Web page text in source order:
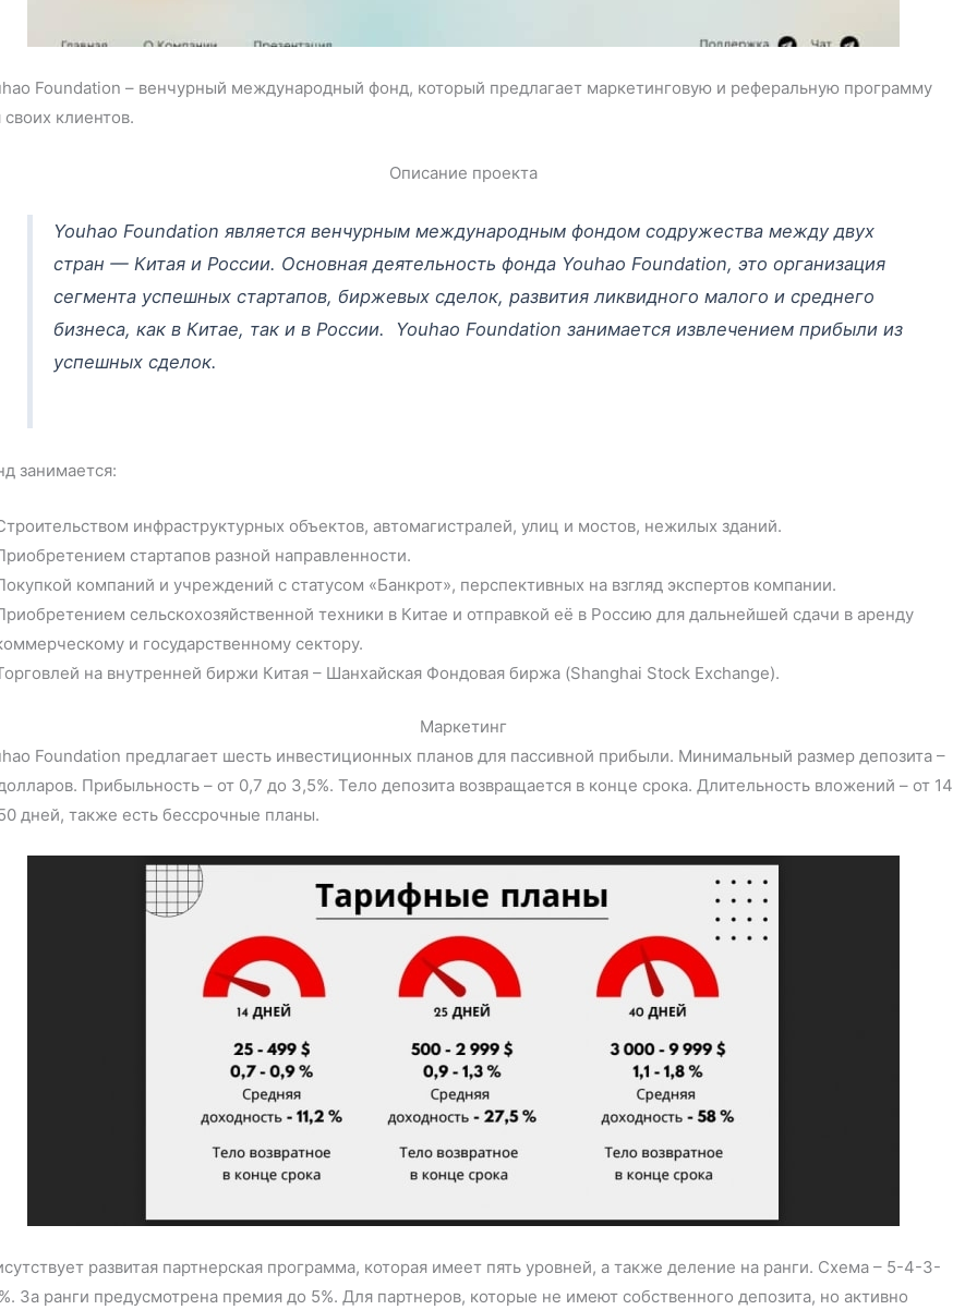
Foundation – венчурный международный фонд, который предлагает маркетинговую и реферальную программу
своих клиентов.
Описание проекта
Youhao Foundation является венчурным международным фондом содружества между двух
стран — Китая и России. Основная деятельность фонда Youhao Foundation, это организация
сегмента успешных стартапов, биржевых сделок, развития ликвидного малого и среднего
бизнеса, как в Китае, так и в России. Youhao Foundation занимается извлечением прибыли из
успешных сделок.
занимается:
инфраструктурных объектов, автомагистралей, улиц и мостов, нежилых зданий.
стартапов разной направленности.
компаний и учреждений с статусом «Банкрот», перспективных на взгляд экспертов компании.
сельскохозяйственной техники в Китае и отправкой её в Россию для дальнейшей сдачи в аренду
и государственному сектору.
на внутренней биржи Китая – Шанхайская Фондовая биржа (Shanghai Stock Exchange).
Маркетинг
Foundation предлагает шесть инвестиционных планов для пассивной прибыли. Минимальный размер депозита –
Прибыльность – от 0,7 до 3,5%. Тело депозита возвращается в конце срока. Длительность вложений – от 14
дней, также есть бессрочные планы.
развитая партнерская программа, которая имеет пять уровней, а также деление на ранги. Схема – 5-4-3-
За ранги предусмотрена премия до 5%. Для партнеров, которые не имеют собственного депозита, но активно